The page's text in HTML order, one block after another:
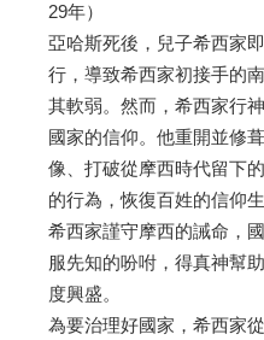
29年）
亞哈斯死後，兒子希西家
行，導致希西家初接手的
其軟弱。然而，希西家行
國家的信仰。他重開並修
像、打破從摩西時代留下
的行為，恢復百姓的信仰生
希西家謹守摩西的誡命，
服先知的吩咐，得真神幫
度興盛。
為要治理好國家，希西家